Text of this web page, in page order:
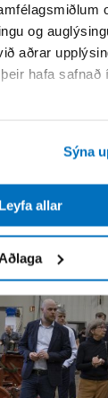
og
aðrar
hafa safnað
Sýna
Leyfa allar
Aðlaga
þessar
í sér alla
fjöldi